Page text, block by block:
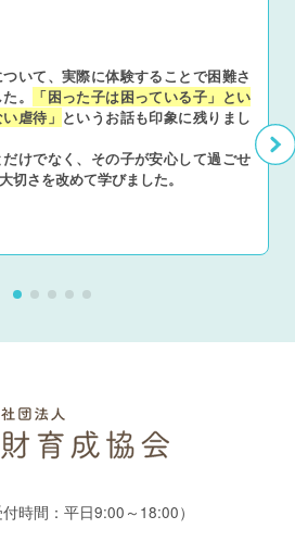
いて、実際に体験することで困難さ
。
「困った子は困っている子」とい
虐待」 というお話も印象に残りまし
けでなく、その子が安心して過ごせ
切さを改めて学びました。
付時間：平日9:00～18:00）